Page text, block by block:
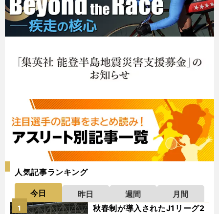
人気記事ランキング
今日 昨日 週間
月間
秋春制が導入されたJ1リーグ2
1